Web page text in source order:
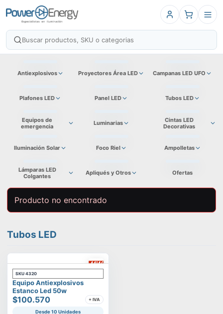
Antiexplosivos Proyectores Área LED Campanas LED UFO
Plafones LED Panel LED Tubos LED
Equipos de
emergencia
Luminarias
Cintas LED
Decorativas
Iluminación Solar Foco Riel Ampolletas
Lámparas LED
Colgantes
Apliqués y Otros Ofertas
Producto no encontrado
Tubos LED
SKU 4320
Equipo Antiexplosivos
Estanco Led 50w
$100.570 + IVA
Desde 10 Unidades